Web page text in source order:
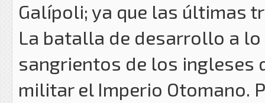
Galípoli; ya que las últimas
La batalla de desarrollo a lo
sangrientos de los ingleses
militar el Imperio Otomano.